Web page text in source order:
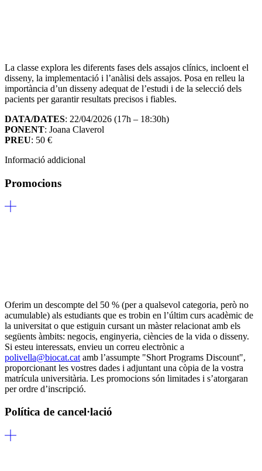
La classe explora les diferents fases dels assajos clínics, incloent el
disseny, la implementació i l’anàlisi dels assajos. Posa en relleu la
importància d’un disseny adequat de l’estudi i de la selecció dels
pacients per garantir resultats precisos i fiables.
DATA/DATES: 22/04/2026 (17h – 18:30h)
PONENT: Joana Claverol
PREU: 50 €
Informació addicional
Promocions
Oferim un descompte del 50 % (per a qualsevol categoria, però no
acumulable) als estudiants que es trobin en l’últim curs acadèmic de
la universitat o que estiguin cursant un màster relacionat amb els
següents àmbits: negocis, enginyeria, ciències de la vida o disseny.
Si esteu interessats, envieu un correu electrònic a
polivella@biocat.catamb l’assumpte "Short Programs Discount",
proporcionant les vostres dades i adjuntant una còpia de la vostra
matrícula universitària. Les promocions són limitades i s’atorgaran
per ordre d’inscripció.
Política de cancel·lació